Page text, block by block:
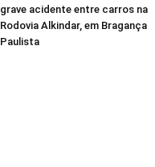
grave acidente entre carros na
Rodovia Alkindar, em Bragança
Paulista